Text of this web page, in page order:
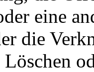
eine
die
Löschen